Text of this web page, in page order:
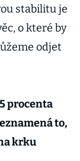
stabilitu je
o které by
odjet
procenta
to,
krku